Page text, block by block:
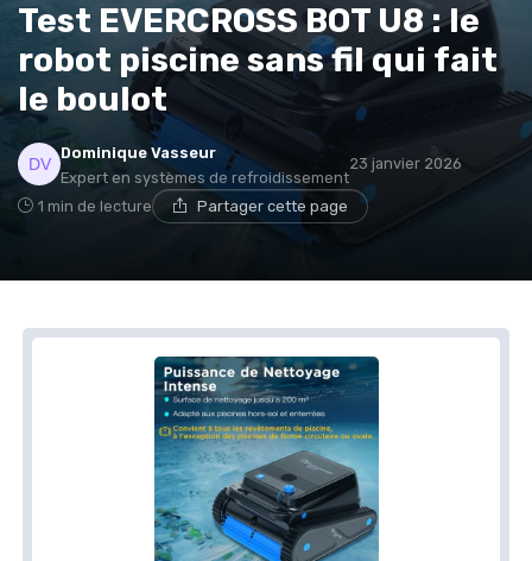
Test EVERCROSS BOT U8 : le
robot piscine sans fil qui fait
le boulot
Dominique Vasseur
Expert en systèmes de refroidissement
23 janvier 2026
1 min de lecture Partager cette page
→ Je m'abonne
* En m'inscrivant, j'accepte de recevoir la newsletter
d'Appareils Ménagers et les offres de ses partenaires.
Non merci, peut-être plus tard